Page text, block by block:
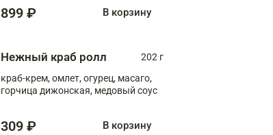
899 ₽ В корзину
Нежный краб ролл
202 г
краб-крем, омлет, огурец, масаго,
горчица дижонская, медовый соус
309 ₽ В корзину